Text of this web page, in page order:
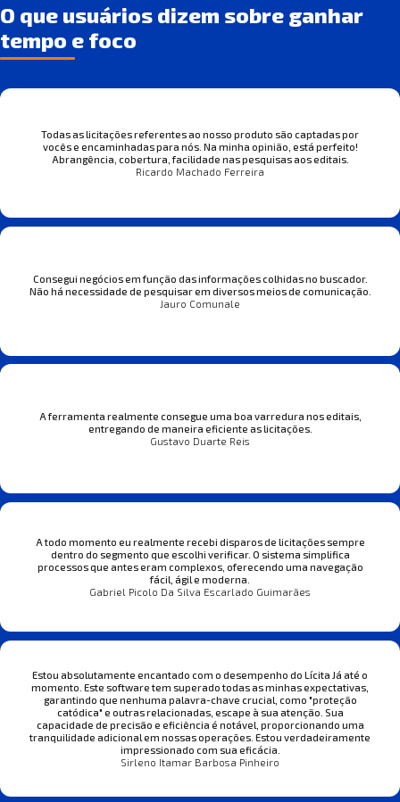
O que usuários dizem sobre ganhar
tempo e foco
Todas as licitações referentes ao nosso produto são captadas por
vocês e encaminhadas para nós. Na minha opinião, está perfeito!
Abrangência, cobertura, facilidade nas pesquisas aos editais.
Ricardo Machado Ferreira
Consegui negócios em função das informações colhidas no buscador.
Não há necessidade de pesquisar em diversos meios de comunicação.
Jauro Comunale
A ferramenta realmente consegue uma boa varredura nos editais,
entregando de maneira eficiente as licitações.
Gustavo Duarte Reis
A todo momento eu realmente recebi disparos de licitações sempre
dentro do segmento que escolhi verificar. O sistema simplifica
processos que antes eram complexos, oferecendo uma navegação
fácil, ágil e moderna.
Gabriel Picolo Da Silva Escarlado Guimarães
Estou absolutamente encantado com o desempenho do Lícita Já até o
momento. Este software tem superado todas as minhas expectativas,
garantindo que nenhuma palavra-chave crucial, como "proteção
catódica" e outras relacionadas, escape à sua atenção. Sua
capacidade de precisão e eficiência é notável, proporcionando uma
tranquilidade adicional em nossas operações. Estou verdadeiramente
impressionado com sua eficácia.
Sirleno Itamar Barbosa Pinheiro